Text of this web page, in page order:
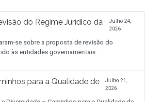
do Regime Jurídico da
Julho 24,
2026
se sobre a proposta de revisão do
às entidades governamentais.
para a Qualidade de
Julho 21,
2026